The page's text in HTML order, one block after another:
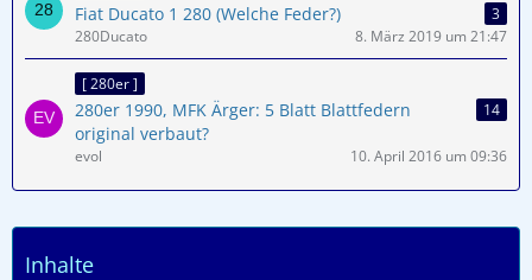
Fiat Ducato 1 280 (Welche Feder?)
3
280Ducato
8. März 2019 um 21:47
[ 280er ]
280er 1990, MFK Ärger: 5 Blatt Blattfedern
original verbaut?
14
evol 10. April 2016 um 09:36
Inhalte